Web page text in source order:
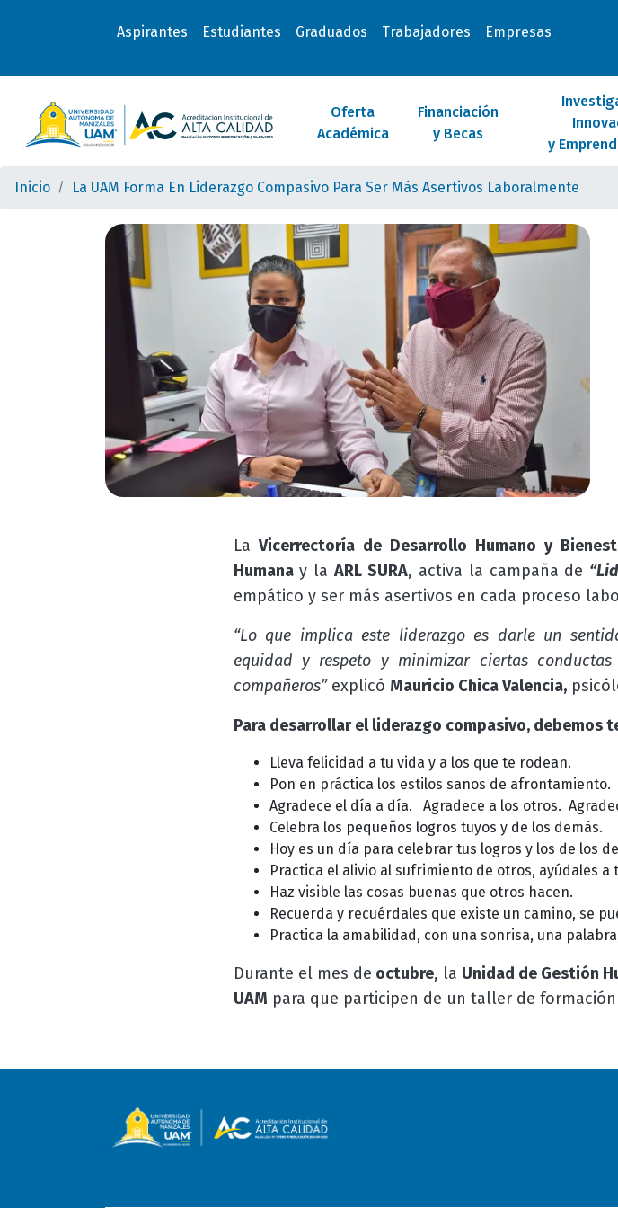
Aspirantes Estudiantes Graduados Trabajadores Empresas
Oferta
Académica
Financiación
y Becas
y
Inicio La UAM Forma En Liderazgo Compasivo Para Ser Más Asertivos Laboralmente
La Vicerrectoría de Desarrollo Humano y
Humanay laARL SURA, activa la campaña de
empático y ser más asertivos en cada proceso
“Lo que implica este liderazgo es darle un
equidad y respeto y minimizar ciertas
compañeros”explicó Mauricio Chica Valencia,
Para desarrollar el liderazgo compasivo, debemos
Lleva felicidad a tu vida y a los que te rodean.
Pon en práctica los estilos sanos de afrontamiento.
Agradece el día a día. Agradece a los otros.
Celebra los pequeños logros tuyos y de los demás.
Hoy es un día para celebrar tus logros y los de los
Practica el alivio al sufrimiento de otros, ayúdales a
Haz visible las cosas buenas que otros hacen.
Recuerda y recuérdales que existe un camino, se
Practica la amabilidad, con una sonrisa, una
Durante el mes de octubre, la Unidad de Gestión
UAM para que participen de un taller de